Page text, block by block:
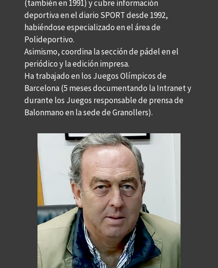
(también en 1991) y cubre información
deportiva en el diario SPORT desde 1992,
habiéndose especializado en el área de
Polideportivo.
Asimismo, coordina la sección de pádel en el
periódico y la edición impresa.
Ha trabajado en los Juegos Olímpicos de
Barcelona(5 meses documentando la Intranet y
durante los Juegos responsable de prensa de
Balonmano en la sede de Granollers).